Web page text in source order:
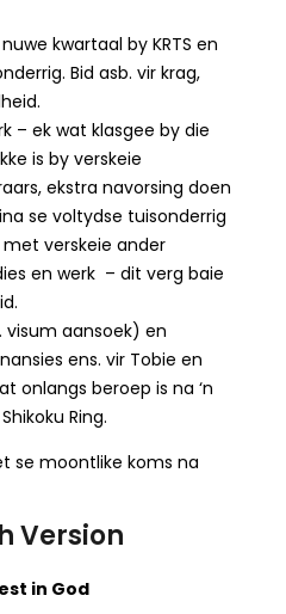
kwartaal by KRTS en
Bid asb. vir krag,
– ek wat klasgee by die
is by verskeie
ekstra navorsing doen
se voltydse tuisonderrig
verskeie ander
en werk – dit verg baie
aansoek) en
ens. vir Tobie en
onlangs beroep is na ‘n
Ring.
se moontlike koms na
Version
in God